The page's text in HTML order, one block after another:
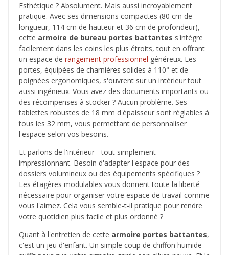
Esthétique ? Absolument. Mais aussi incroyablement
pratique. Avec ses dimensions compactes (80 cm de
longueur, 114 cm de hauteur et 36 cm de profondeur),
cette armoire de bureau portes battantes s'intègre
facilement dans les coins les plus étroits, tout en offrant
un espace de rangement professionnel généreux. Les
portes, équipées de charnières solides à 110° et de
poignées ergonomiques, s'ouvrent sur un intérieur tout
aussi ingénieux. Vous avez des documents importants ou
des récompenses à stocker ? Aucun problème. Ses
tablettes robustes de 18 mm d'épaisseur sont réglables à
tous les 32 mm, vous permettant de personnaliser
l'espace selon vos besoins.
Et parlons de l'intérieur - tout simplement
impressionnant. Besoin d'adapter l'espace pour des
dossiers volumineux ou des équipements spécifiques ?
Les étagères modulables vous donnent toute la liberté
nécessaire pour organiser votre espace de travail comme
vous l'aimez. Cela vous semble-t-il pratique pour rendre
votre quotidien plus facile et plus ordonné ?
Quant à l'entretien de cette armoire portes battantes,
c'est un jeu d'enfant. Un simple coup de chiffon humide